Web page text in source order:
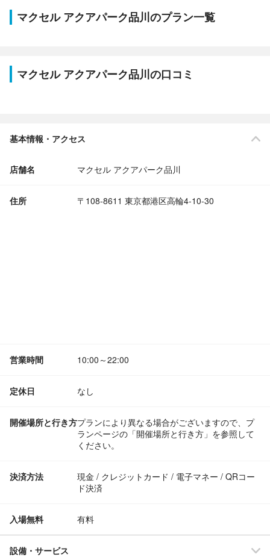
マクセル アクアパーク品川のプラン一覧
マクセル アクアパーク品川の口コミ
基本情報・アクセス
店舗名 マクセル アクアパーク品川
住所 〒108-8611 東京都港区高輪4-10-30
営業時間 10:00～22:00
定休日 なし
開催場所と行き方プランにより異なる場合がございますので、プ
ランページの「開催場所と行き方」を参照して
ください。
決済方法
現金 / クレジットカード / 電子マネー / QRコー
ド決済
入場無料 有料
設備・サービス